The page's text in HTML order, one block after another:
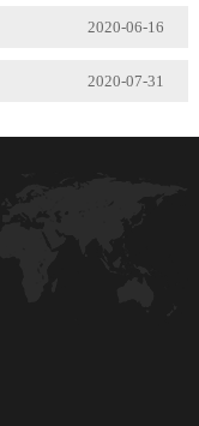
2020-06-16
2020-07-31